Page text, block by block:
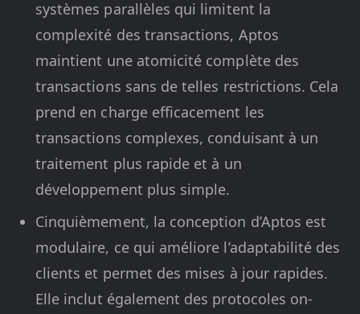
systèmes parallèles qui limitent la
complexité des transactions, Aptos
maintient une atomicité complète des
transactions sans de telles restrictions. Cela
prend en charge efficacement les
transactions complexes, conduisant à un
traitement plus rapide et à un
développement plus simple.
Cinquièmement, la conception d’Aptos est
modulaire, ce qui améliore l’adaptabilité des
clients et permet des mises à jour rapides.
Elle inclut également des protocoles on-